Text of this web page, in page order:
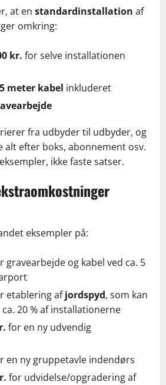
at en standardinstallation af
omkring:
kr. for selve installationen
meter kabel inkluderet
fra udbyder til udbyder, og
alt efter boks, abonnement osv.
ikke faste satser.
eksempler på:
gravearbejde og kabel ved ca. 5
etablering afjordspyd, som kan
20 % af installationerne
for en ny udvendig
en ny gruppetavle indendørs
for udvidelse/opgradering af